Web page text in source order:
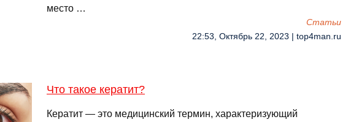
место …
Cтатьи
22:53, Октябрь 22, 2023 | top4man.ru
Что такое кератит?
Кератит — это медицинский термин, характеризующий